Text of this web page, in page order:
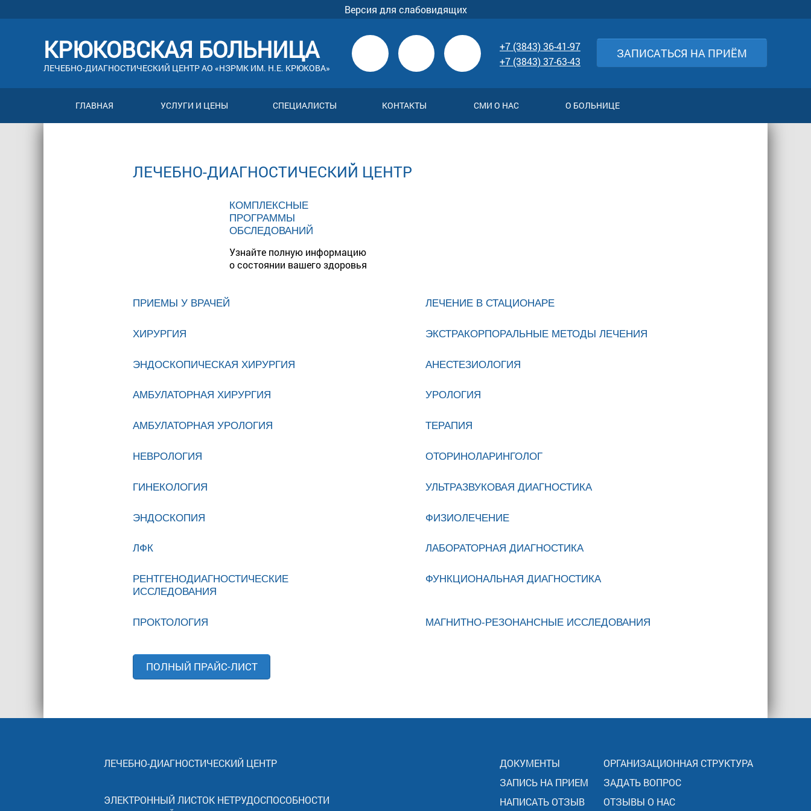
Версия для слабовидящих
КРЮКОВСКАЯ БОЛЬНИЦА
ЛЕЧЕБНО-ДИАГНОСТИЧЕСКИЙ ЦЕНТР АО «НЗРМК ИМ. Н.Е. КРЮКОВА»
+7 (3843) 36-41-97
+7 (3843) 37-63-43
ЗАПИСАТЬСЯ НА ПРИЁМ
ГЛАВНАЯ УСЛУГИ И ЦЕНЫ СПЕЦИАЛИСТЫ КОНТАКТЫ СМИ О НАС О БОЛЬНИЦЕ
ЛЕЧЕБНО-ДИАГНОСТИЧЕСКИЙ ЦЕНТР
КОМПЛЕКСНЫЕ
ПРОГРАММЫ
ОБСЛЕДОВАНИЙ
Узнайте полную информацию
о состоянии вашего здоровья
ПРИЕМЫ У ВРАЧЕЙ ЛЕЧЕНИЕ В СТАЦИОНАРЕ
ХИРУРГИЯ ЭКСТРАКОРПОРАЛЬНЫЕ МЕТОДЫ ЛЕЧЕНИЯ
ЭНДОСКОПИЧЕСКАЯ ХИРУРГИЯ АНЕСТЕЗИОЛОГИЯ
АМБУЛАТОРНАЯ ХИРУРГИЯ УРОЛОГИЯ
АМБУЛАТОРНАЯ УРОЛОГИЯ ТЕРАПИЯ
НЕВРОЛОГИЯ ОТОРИНОЛАРИНГОЛОГ
ГИНЕКОЛОГИЯ УЛЬТРАЗВУКОВАЯ ДИАГНОСТИКА
ЭНДОСКОПИЯ ФИЗИОЛЕЧЕНИЕ
ЛФК ЛАБОРАТОРНАЯ ДИАГНОСТИКА
РЕНТГЕНОДИАГНОСТИЧЕСКИЕ
ИССЛЕДОВАНИЯ
ФУНКЦИОНАЛЬНАЯ ДИАГНОСТИКА
ПРОКТОЛОГИЯ МАГНИТНО-РЕЗОНАНСНЫЕ ИССЛЕДОВАНИЯ
ПОЛНЫЙ ПРАЙС-ЛИСТ
ЛЕЧЕБНО-ДИАГНОСТИЧЕСКИЙ ЦЕНТР
ЭЛЕКТРОННЫЙ ЛИСТОК НЕТРУДОСПОСОБНОСТИ
ДОКУМЕНТЫ
ОРГАНИЗАЦИОННАЯ СТРУКТУРА
ЗАПИСЬ НА ПРИЕМ
ЗАДАТЬ ВОПРОС
НАПИСАТЬ ОТЗЫВ
ОТЗЫВЫ О НАС